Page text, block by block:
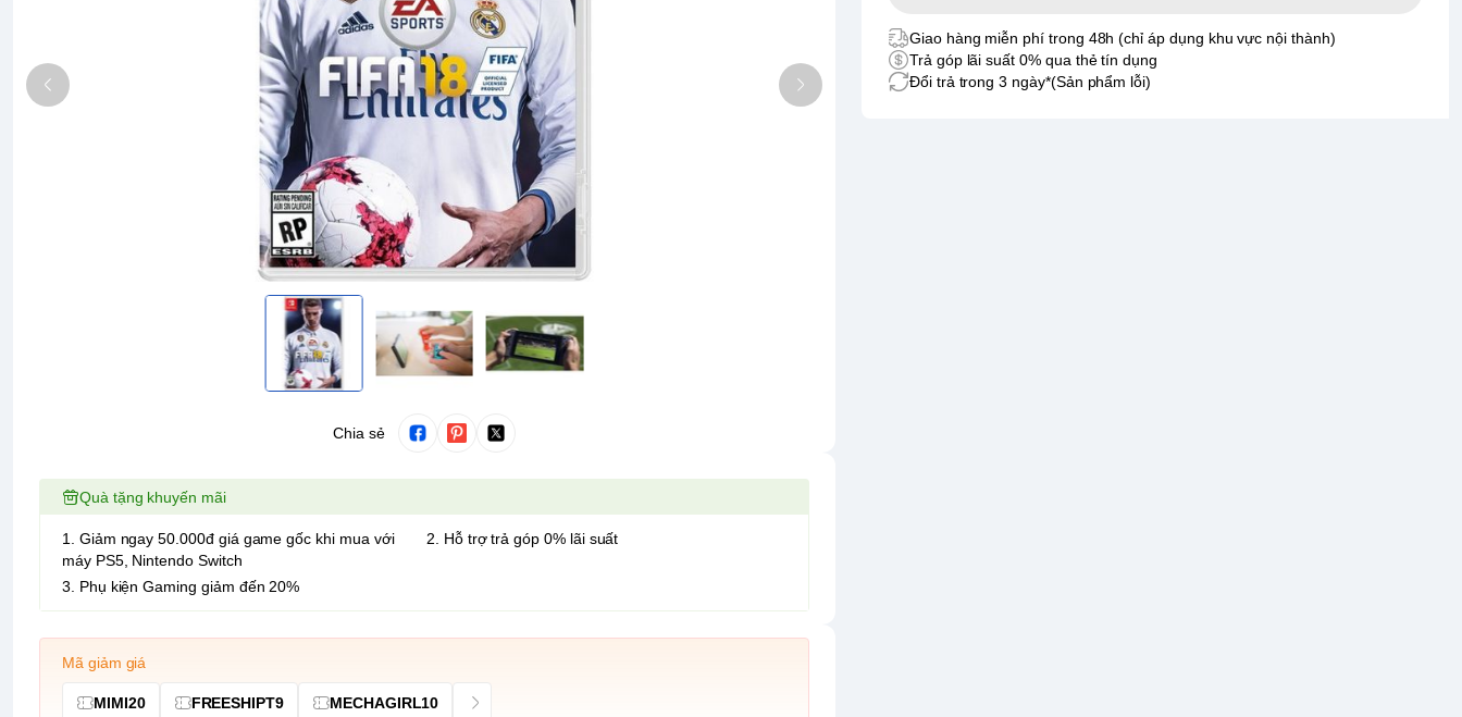
Chia sẻ
Giao hàng miễn phí trong 48h (chỉ áp dụng khu vực nội thành)
Trả góp lãi suất 0% qua thẻ tín dụng
Đổi trả trong 3 ngày*(Sản phẩm lỗi)
Quà tặng khuyến mãi
1. Giảm ngay 50.000đ giá game gốc khi mua với
máy PS5, Nintendo Switch
2. Hỗ trợ trả góp 0% lãi suất
3. Phụ kiện Gaming giảm đến 20%
Mã giảm giá
MIMI20 FREESHIPT9 MECHAGIRL10